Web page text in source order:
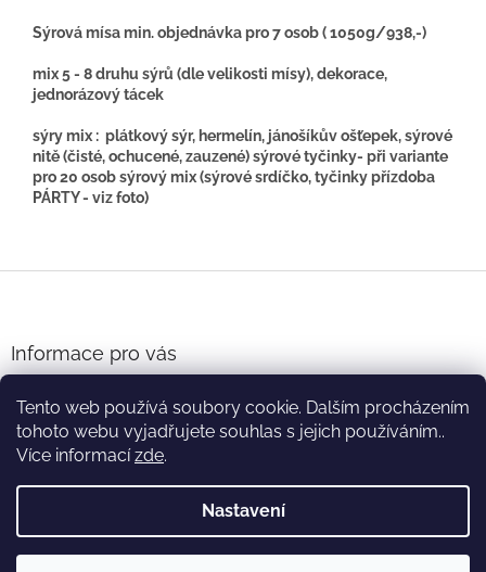
Tento web používá soubory cookie. Dalším procházením
tohoto webu vyjadřujete souhlas s jejich používáním..
Více informacízde.
Nastavení
Sýrová mísa min. objednávka pro 7 osob ( 1050g/938,-)
mix 5 - 8 druhu sýrů (dle velikosti mísy), dekorace,
jednorázový tácek
sýry mix : plátkový sýr, hermelín, jánošíkův ošťepek, sýrové
nitě (čisté, ochucené, zauzené) sýrové tyčinky- při variante
pro 20 osob sýrový mix (sýrové srdíčko, tyčinky přízdoba
PÁRTY - viz foto)
t
Informace pro vás
Hodnocení obchodu
Vytvořil Shoptet